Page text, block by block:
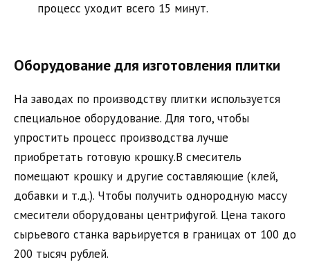
процесс уходит всего 15 минут.
Оборудование для изготовления плитки
На заводах по производству плитки используется
специальное оборудование. Для того, чтобы
упростить процесс производства лучше
приобретать готовую крошку.В смеситель
помещают крошку и другие составляющие (клей,
добавки и т.д.). Чтобы получить однородную массу
смесители оборудованы центрифугой. Цена такого
сырьевого станка варьируется в границах от 100 до
200 тысяч рублей.